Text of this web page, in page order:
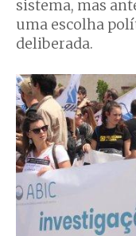
sistema, mas
uma escolha
deliberada.